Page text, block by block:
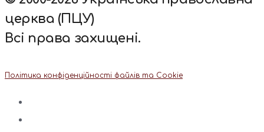
церква (ПЦУ)
Всі права захищені.
Політика конфіденційності файлів та Cookie